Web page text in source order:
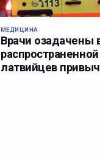
МЕДИЦИНА
Врачи озадачены
латвийцев